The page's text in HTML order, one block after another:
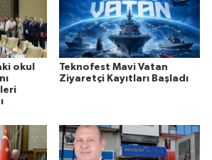
okul
Teknofest Mavi Vatan
Ziyaretçi Kayıtları Başladı